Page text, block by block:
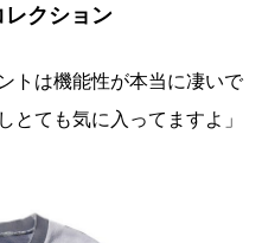
レクション
トは機能性が本当に凄いで
とても気に入ってますよ」